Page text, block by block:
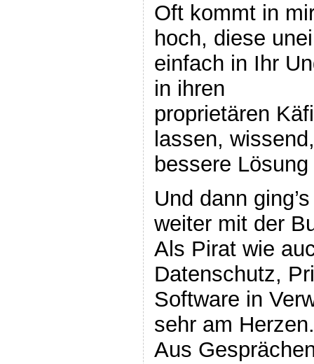
Oft kommt in
hoch, diese
einfach in Ihr
in ihren
proprietären
lassen,
bessere
Und dann
weiter mit der
Als Pirat wie
Datenschutz,
Software in
sehr am Herzen.
Aus